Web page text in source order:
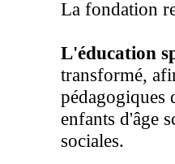
La fondation
L'éducation
transformé,
pédagogiques
enfants d'âge
sociales.